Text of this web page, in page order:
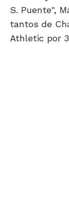
S. Puente",
tantos de
Athletic por